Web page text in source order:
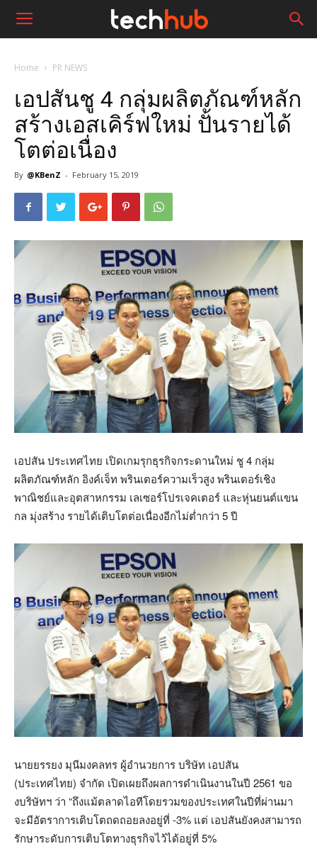
Home PR NEWS
เอปสันชู 4 กลุ่มผลิตภัณฑ์หลัก
สร้างเอสเคิร์ฟใหม่ ปั้นรายได้
โตต่อเนื่อง
By @KBenZ - February 15, 2019
เอปสัน ประเทศไทย เปิดเกมรุกธุรกิจกระดานใหม่ ชู 4 กลุ่ม
ผลิตภัณฑ์หลัก อิงค์เจ็ท พรินเตอร์ความเร็วสูง พรินเตอร์เชิง
พาณิชย์และอุตสาหกรรม เลเซอร์โปรเจคเตอร์ และหุ่นยนต์แขน
กล มุ่งสร้าง รายได้เติบโตต่อเนื่องอีกไม่ต่ำกว่า 5 ปี
นายยรรยง มุนีมงคลทร ผู้อำนวยการ บริษัท เอปสัน
(ประเทศไทย) จำกัด เปิดเผยถึงผลการดำเนินงานในปี 2561 ขอ
งบริษัทฯ ว่า “ถึงแม้ตลาดไอทีโดยรวมของประเทศในปีที่ผ่านมา
จะมีอัตราการเติบโตถดถอยลงอยู่ที่ -3% แต่ เอปสันยังคงสามารถ
รักษาระดับการเติบโตทางธุรกิจไว้ได้อยู่ที่ 5%